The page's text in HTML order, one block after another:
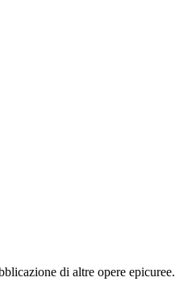
di altre opere epicuree.